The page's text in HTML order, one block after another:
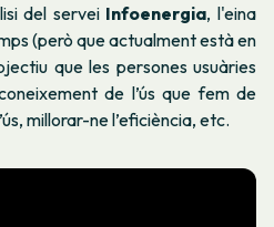
del servei Infoenergia, l'eina
(però que actualment està en
que les persones usuàries
de l’ús que fem de
millorar-ne l’eficiència, etc.